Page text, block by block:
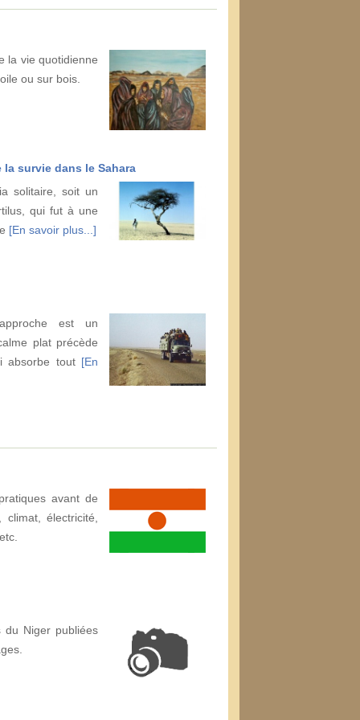
la vie quotidienne
ou sur bois.
survie dans le Sahara
solitaire, soit un
qui fut à une
[En savoir plus...]
est un
plat précède
absorbe tout [En
avant de
électricité,
du Niger publiées